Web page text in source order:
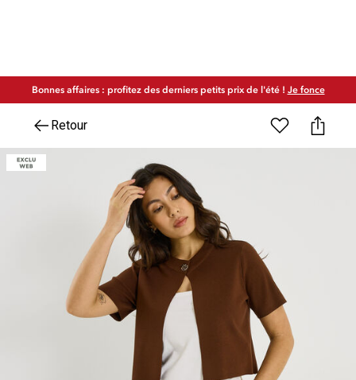
Bonnes affaires : profitez des derniers petits prix de l'été ! Je fonce
Retour